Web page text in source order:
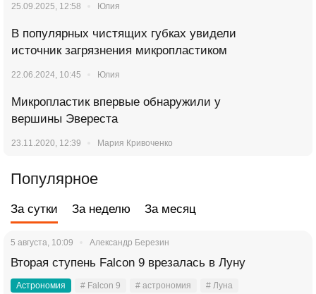
25.09.2025, 12:58 Юлия
В популярных чистящих губках увидели
источник загрязнения микропластиком
22.06.2024, 10:45 Юлия
Микропластик впервые обнаружили у
вершины Эвереста
23.11.2020, 12:39 Мария Кривоченко
Популярное
За сутки За неделю За месяц
5 августа, 10:09 Александр Березин
Вторая ступень Falcon 9 врезалась в Луну
Астрономия # Falcon 9 # астрономия # Луна